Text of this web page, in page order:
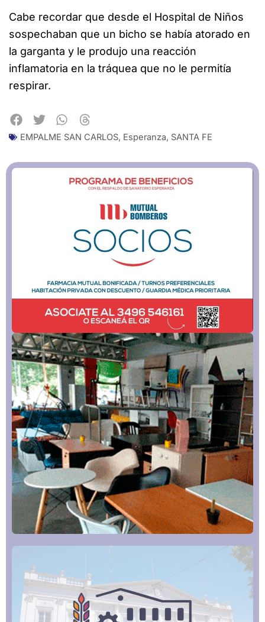
Cabe recordar que desde el Hospital de Niños
sospechaban que un bicho se había atorado en
la garganta y le produjo una reacción
inflamatoria en la tráquea que no le permitía
respirar.
EMPALME SAN CARLOS, Esperanza, SANTA FE